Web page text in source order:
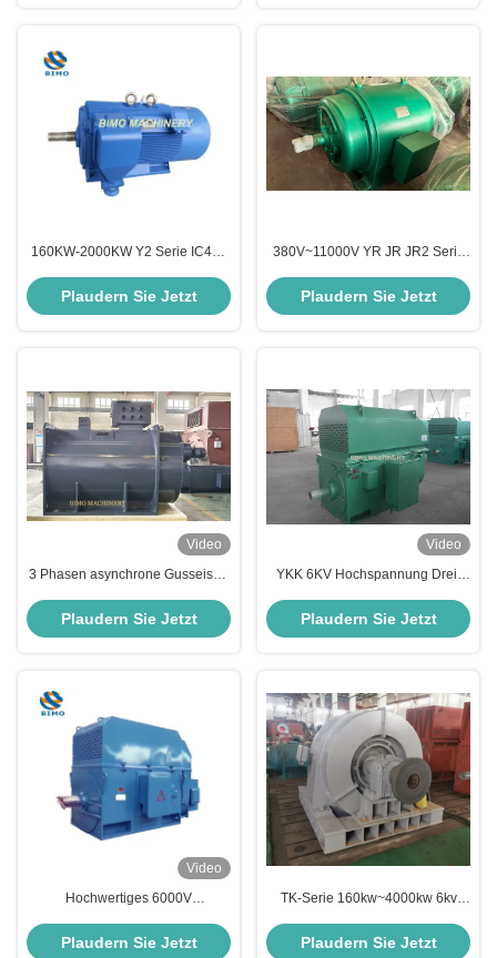
160KW-2000KW Y2 Serie IC411
Hochspannungs-Käfigläufermotor
6KV 10KV
Plaudern Sie Jetzt
380V~11000V YR JR JR2 Serie
Rotor slip Ring Motoren für
Walzmühle, Kugelmühle,
Plaudern Sie Jetzt
Video
3 Phasen asynchrone Gusseisen
3000 Rpm 50hz IP55 Klasse F
IC511 S1 IMB3 Elektromotor
Plaudern Sie Jetzt
Video
YKK 6KV Hochspannung Drei-
200KW~1800KW 6000V 2-Polar
3000Rpm IP55
Plaudern Sie Jetzt
Video
Hochwertiges 6000V
Asynchrone Wechselstrommotor
Plaudern Sie Jetzt
TK-Serie 160kw~4000kw 6kv
Hochspannung Drei-Phasen-
Plaudern Sie Jetzt